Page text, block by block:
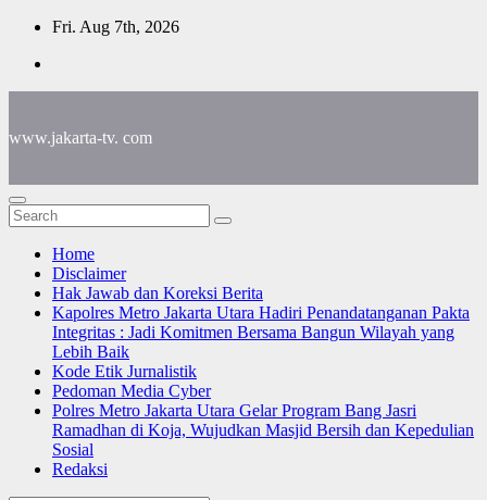
Skip
content
Fri. Aug 7th, 2026
www.jakarta-tv. com
Home
Disclaimer
Hak Jawab dan Koreksi Berita
Kapolres Metro Jakarta Utara Hadiri Penandatanganan Pakta
Integritas : Jadi Komitmen Bersama Bangun Wilayah yang
Lebih Baik
Kode Etik Jurnalistik
Pedoman Media Cyber
Polres Metro Jakarta Utara Gelar Program Bang Jasri
Ramadhan di Koja, Wujudkan Masjid Bersih dan Kepedulian
Sosial
Redaksi